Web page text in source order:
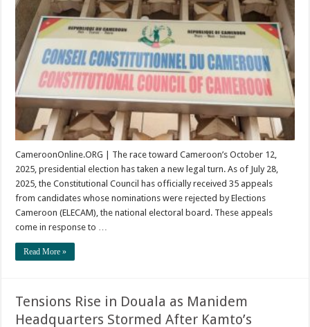
Election
2025:
35
Appeals
with
the
Constitutional
Council
CameroonOnline.ORG | The race toward Cameroon’s October 12,
2025, presidential election has taken a new legal turn. As of July 28,
2025, the Constitutional Council has officially received 35 appeals
from candidates whose nominations were rejected by Elections
Cameroon (ELECAM), the national electoral board. These appeals
come in response to …
Read More »
Tensions Rise in Douala as Manidem
Headquarters Stormed After Kamto’s